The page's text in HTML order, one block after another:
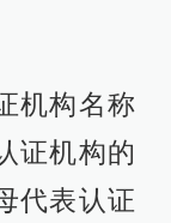
机构名称
证机构的
代表认证